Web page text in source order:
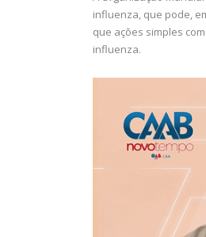
influenza, que pode,
que ações simples
influenza.